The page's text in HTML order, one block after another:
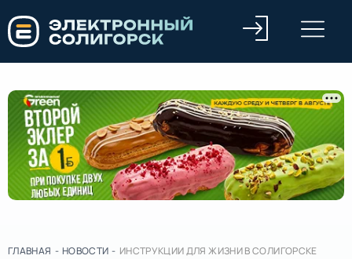
ГЛАВНАЯ - НОВОСТИ - ИНСТРУКЦИИ ДЛЯ ЖИЗНИ В СОЛИГОРСКЕ